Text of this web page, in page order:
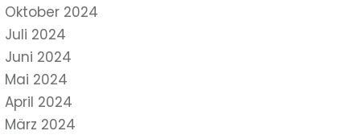
Oktober 2024
Juli 2024
Juni 2024
Mai 2024
April 2024
März 2024